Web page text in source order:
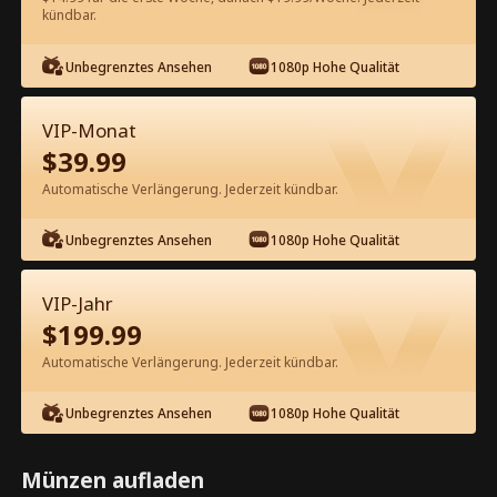
Kostenlos in der App ansehen
Episode 48 - Die Erbin hat ihren
Mann auf die schwarze Liste gesetzt
Kompletter Film
1-50 51-85
46 47 48 49
kündbar.
Unbegrenztes Ansehen 1080p Hohe Qualität
VIP-Monat
$39.99
Automatische Verlängerung. Jederzeit kündbar.
Unbegrenztes Ansehen 1080p Hohe Qualität
VIP-Jahr
$199.99
Automatische Verlängerung. Jederzeit kündbar.
Unbegrenztes Ansehen 1080p Hohe Qualität
Münzen aufladen